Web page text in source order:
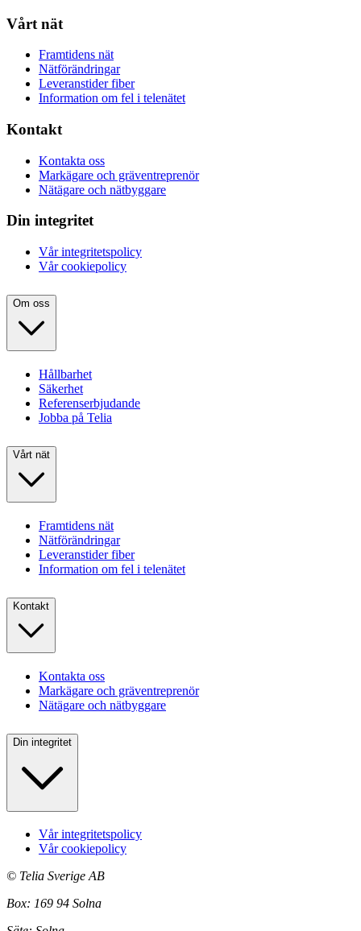
Vårt nät
Framtidens nät
Nätförändringar
Leveranstider fiber
Information om fel i telenätet
Kontakt
Kontakta oss
Markägare och gräventreprenör
Nätägare och nätbyggare
Din integritet
Vår integritetspolicy
Vår cookiepolicy
Om oss
Hållbarhet
Säkerhet
Referenserbjudande
Jobba på Telia
Vårt nät
Framtidens nät
Nätförändringar
Leveranstider fiber
Information om fel i telenätet
Kontakt
Kontakta oss
Markägare och gräventreprenör
Nätägare och nätbyggare
Din integritet
Vår integritetspolicy
Vår cookiepolicy
© Telia Sverige AB
Box: 169 94 Solna